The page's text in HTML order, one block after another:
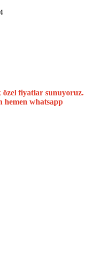
özel fiyatlar sunuyoruz.
hemen whatsapp